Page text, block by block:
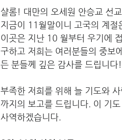
샬롬! 대만의 오세원 안승교 선
지금이 11월말이니 고국의 계절
이곳은 지난 10 월부터 우기에
구하고 저희는 여러분들의 중보
든 분들께 깊은 감사를 드립니다!
부족한 저희를 위해 늘 기도와
까지의 보고를 드립니다. 이 기
사역하겠습니다.